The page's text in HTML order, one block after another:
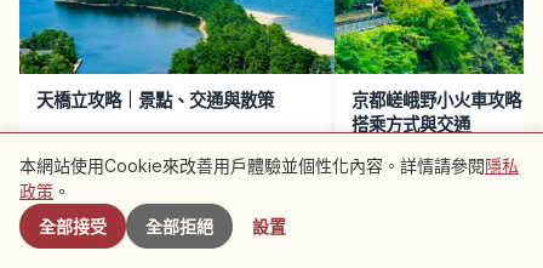
天橋立攻略｜景點、交通與散策
京都嵯峨野小火車攻略
搭乘方式與交通
附近景點
本網站使用Cookie來改善用戶體驗並個性化內容。詳情請參閱隱私
政策 。
全部接受
全部拒絕 設置